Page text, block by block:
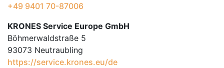
+49 9401 70-87006
KRONES Service Europe GmbH
Böhmerwaldstraße 5
93073 Neutraubling
https://service.krones.eu/de